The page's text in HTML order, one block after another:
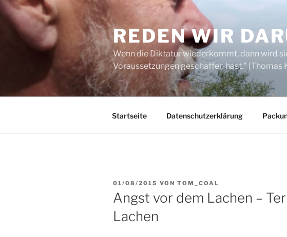
Zum
Inhalt
springen
REDEN WIR
Wenn die Diktatur wiederkommt, dann wird
Voraussetzungen geschaffen hast." [Thomas
Startseite Datenschutzerklärung
VERÖFFENTLICHT
AM
01/08/2015 VON TOM_COAL
Angst vor dem Lachen –
Lachen